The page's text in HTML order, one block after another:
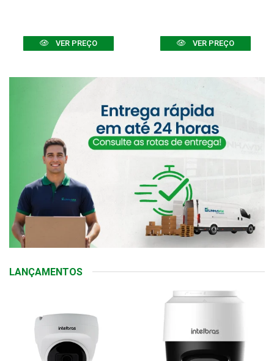
VER PREÇO VER PREÇO
LANÇAMENTOS